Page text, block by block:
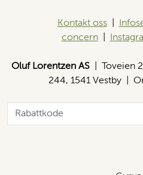
Kontakt oss|
concern|
Oluf Lorentzen AS| Toveien
244, 1541 Vestby |